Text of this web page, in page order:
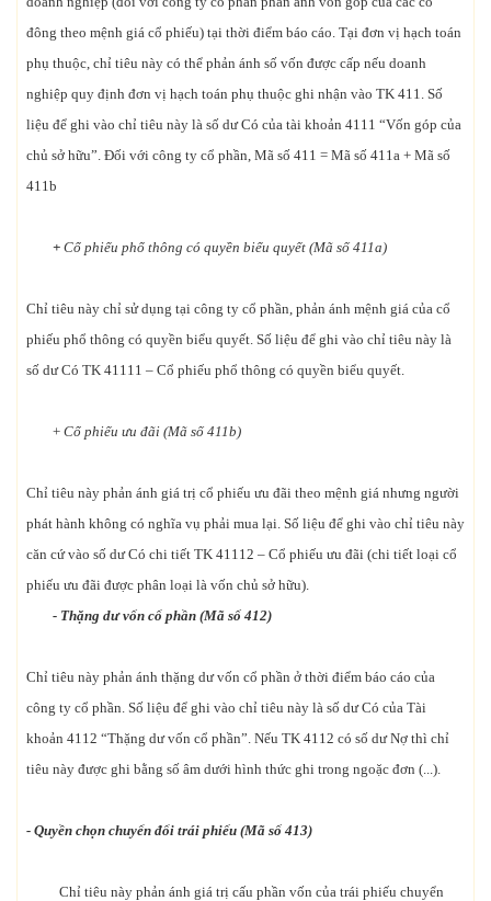
đông theo mệnh giá cổ phiếu) tại thời điểm báo cáo. Tại đơn vị hạch toán
phụ thuộc, chỉ tiêu này có thể phản ánh số vốn được cấp nếu doanh
nghiệp quy định đơn vị hạch toán phụ thuộc ghi nhận vào TK 411. Số
liệu để ghi vào chỉ tiêu này là số dư Có của tài khoản 4111 “Vốn góp của
chủ sở hữu”. Đối với công ty cổ phần, Mã số 411 = Mã số 411a + Mã số
411b
+ Cổ phiếu phổ thông có quyền biểu quyết (Mã số 411a)
Chỉ tiêu này chỉ sử dụng tại công ty cổ phần, phản ánh mệnh giá của cổ
phiếu phổ thông có quyền biểu quyết. Số liệu để ghi vào chỉ tiêu này là
số dư Có TK 41111 – Cổ phiếu phổ thông có quyền biểu quyết.
+ Cổ phiếu ưu đãi (Mã số 411b)
Chỉ tiêu này phản ánh giá trị cổ phiếu ưu đãi theo mệnh giá nhưng người
phát hành không có nghĩa vụ phải mua lại. Số liệu để ghi vào chỉ tiêu này
căn cứ vào số dư Có chi tiết TK 41112 – Cổ phiếu ưu đãi (chi tiết loại cổ
phiếu ưu đãi được phân loại là vốn chủ sở hữu).
- Thặng dư vốn cổ phần (Mã số 412)
Chỉ tiêu này phản ánh thặng dư vốn cổ phần ở thời điểm báo cáo của
công ty cổ phần. Số liệu để ghi vào chỉ tiêu này là số dư Có của Tài
khoản 4112 “Thặng dư vốn cổ phần”. Nếu TK 4112 có số dư Nợ thì chỉ
tiêu này được ghi bằng số âm dưới hình thức ghi trong ngoặc đơn (...).
- Quyền chọn chuyển đổi trái phiếu (Mã số 413)
Chỉ tiêu này phản ánh giá trị cấu phần vốn của trái phiếu chuyển